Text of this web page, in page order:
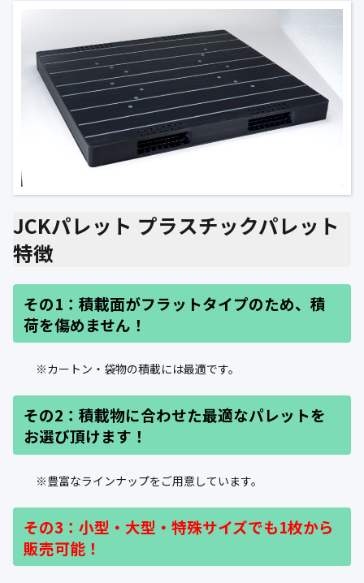
JCKパレット プラスチックパレット
特徴
その1：積載面がフラットタイプのため、積
荷を傷めません！
※カートン・袋物の積載には最適です。
その2：積載物に合わせた最適なパレットを
お選び頂けます！
※豊富なラインナップをご用意しています。
その3：小型・大型・特殊サイズでも1枚から
販売可能！